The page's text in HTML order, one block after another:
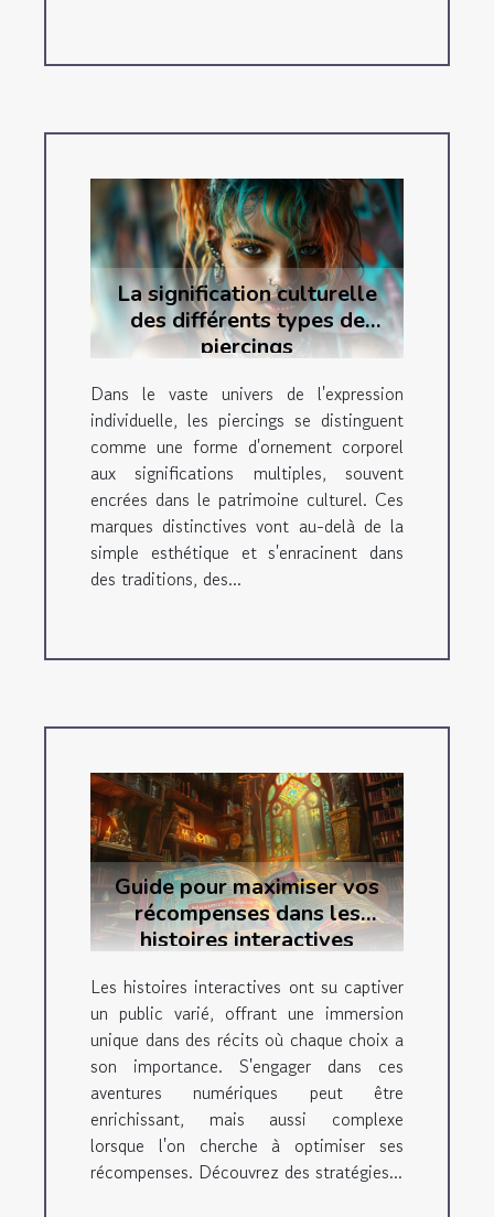
La signification culturelle
des différents types de
piercings
Dans le vaste univers de l'expression
individuelle, les piercings se distinguent
comme une forme d'ornement corporel
aux significations multiples, souvent
encrées dans le patrimoine culturel. Ces
marques distinctives vont au-delà de la
simple esthétique et s'enracinent dans
des traditions, des...
Guide pour maximiser vos
récompenses dans les
histoires interactives
Les histoires interactives ont su captiver
un public varié, offrant une immersion
unique dans des récits où chaque choix a
son importance. S'engager dans ces
aventures numériques peut être
enrichissant, mais aussi complexe
lorsque l'on cherche à optimiser ses
récompenses. Découvrez des stratégies...